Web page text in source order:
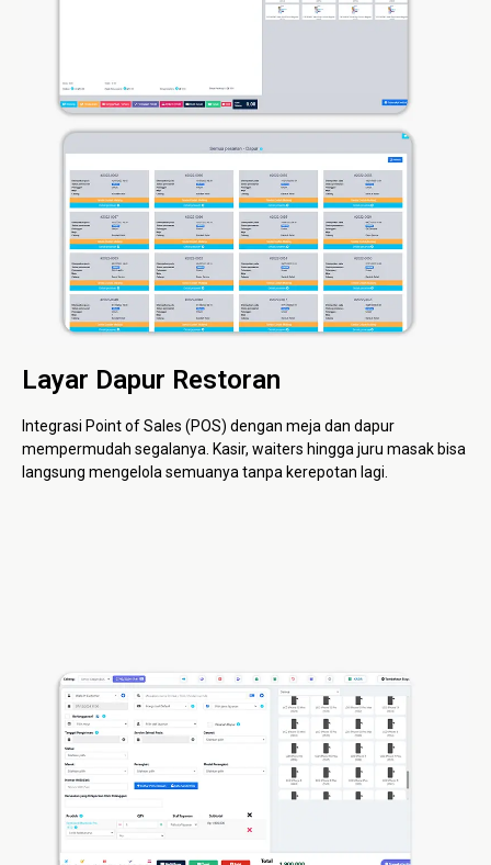
Layar Dapur Restoran
Integrasi Point of Sales (POS) dengan meja dan dapur
mempermudah segalanya. Kasir, waiters hingga juru masak bisa
langsung mengelola semuanya tanpa kerepotan lagi.